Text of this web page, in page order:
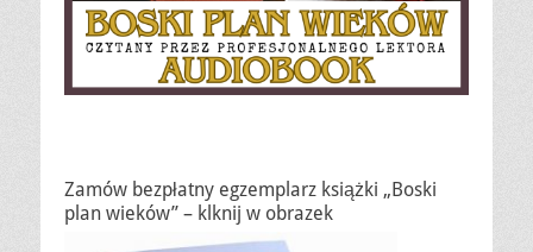
Zamów bezpłatny egzemplarz książki „Boski
plan wieków” – klknij w obrazek